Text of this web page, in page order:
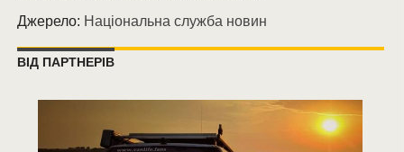
Джерело: Національна служба новин
ВІД ПАРТНЕРІВ